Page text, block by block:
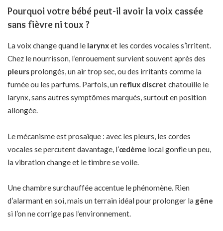
Pourquoi votre bébé peut-il avoir la voix cassée
sans fièvre ni toux ?
La voix change quand le larynxet les cordes vocales s’irritent.
Chez le nourrisson, l’enrouement survient souvent après des
pleursprolongés, un air trop sec, ou des irritants comme la
fumée ou les parfums. Parfois, un reflux discret chatouille le
larynx, sans autres symptômes marqués, surtout en position
allongée.
Le mécanisme est prosaïque : avec les pleurs, les cordes
vocales se percutent davantage, l’œdème local gonfle un peu,
la vibration change et le timbre se voile.
Une chambre surchauffée accentue le phénomène. Rien
d’alarmant en soi, mais un terrain idéal pour prolonger la gêne
si l’on ne corrige pas l’environnement.